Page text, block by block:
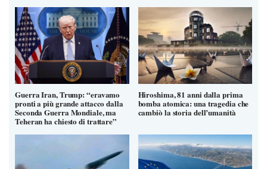
Guerra Iran, Trump: “eravamo
pronti a più grande attacco dalla
Seconda Guerra Mondiale, ma
Teheran ha chiesto di trattare”
Hiroshima, 81 anni dalla prima
bomba atomica: una tragedia che
cambiò la storia dell’umanità